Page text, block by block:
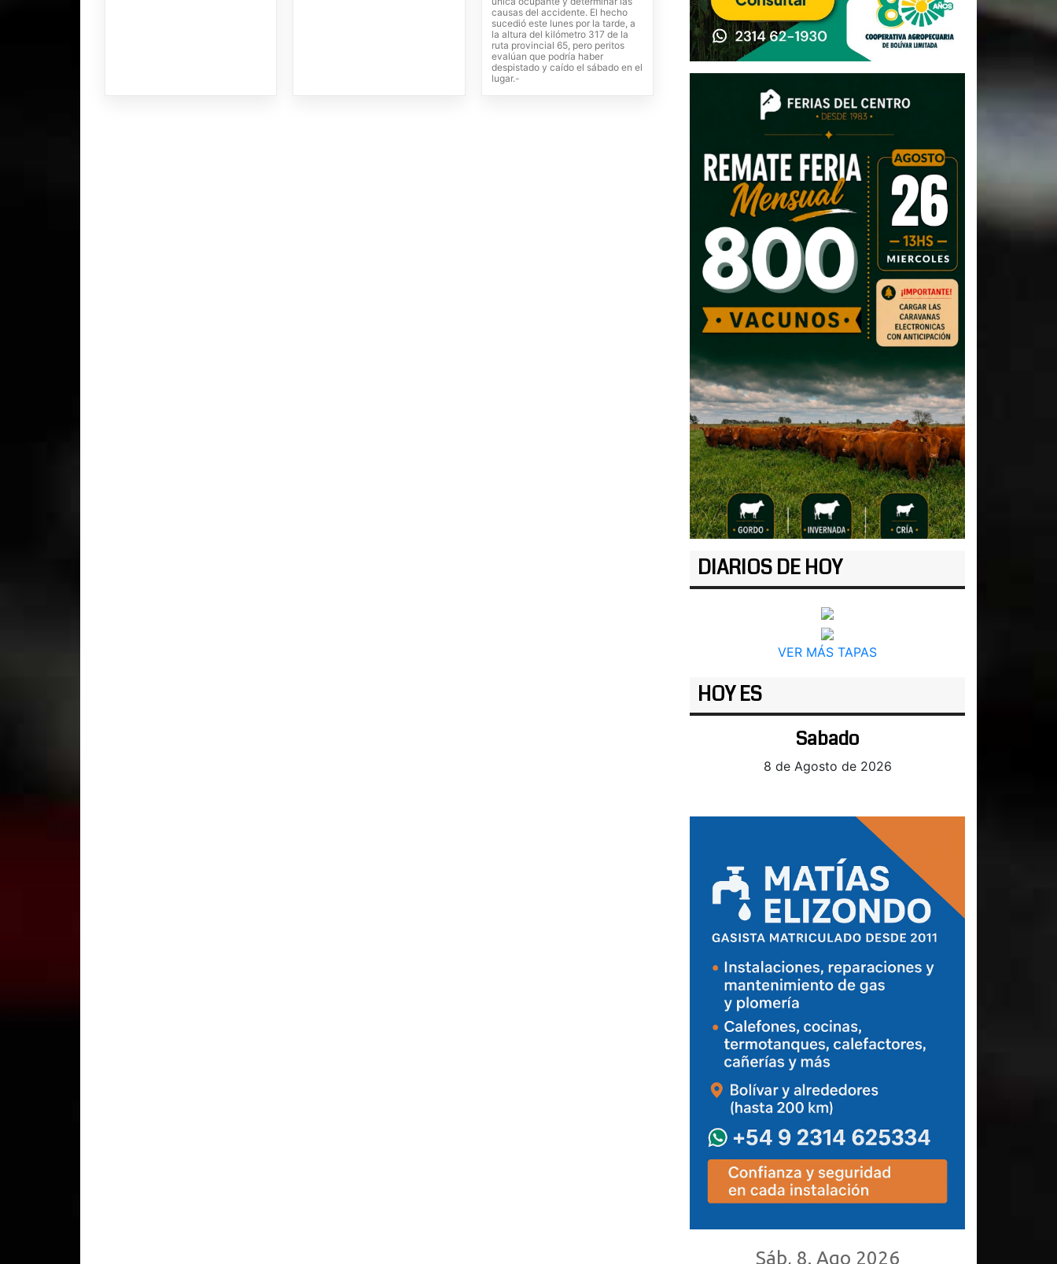
causas del accidente. El hecho
sucedió este lunes por la tarde, a
la altura del kilómetro 317 de la
ruta provincial 65, pero peritos
evalúan que podría haber
despistado y caído el sábado en el
lugar.-
DIARIOS DE HOY
VER MÁS TAPAS
HOY ES
Sabado
8 de Agosto de 2026